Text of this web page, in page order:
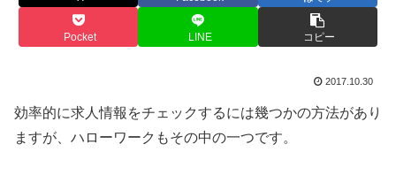
Pocket LINE コピー
2017.10.30
効率的に求人情報をチェックするには幾つかの方法があり
ますが、ハローワークもその中の一つです。